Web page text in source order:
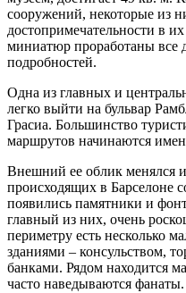
сооружений, некоторые из
достопримечательности в
миниатюр проработаны все
подробностей.
Одна из главных и
легко выйти на бульвар
Грасиа. Большинство
маршрутов начинаются
Внешний ее облик менялся
происходящих в Барселоне
появились памятники и
главный из них, очень
периметру есть несколько
зданиями – консульством,
банками. Рядом находится
часто наведываются фанаты.